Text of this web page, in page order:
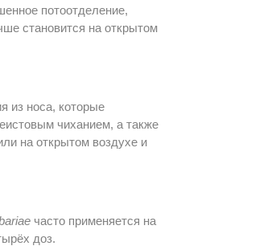
потоотделение,
становится на открытом
из носа, которые
чиханием, а также
на открытом воздухе и
часто применяется на
доз.